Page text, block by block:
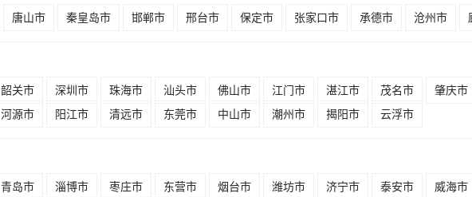
唐山市 秦皇岛市 邯郸市 邢台市 保定市 张家口市 承德市 沧州市
韶关市 深圳市 珠海市 汕头市 佛山市 江门市 湛江市 茂名市 肇庆市
河源市 阳江市 清远市 东莞市 中山市 潮州市 揭阳市 云浮市
青岛市 淄博市 枣庄市 东营市 烟台市 潍坊市 济宁市 泰安市 威海市